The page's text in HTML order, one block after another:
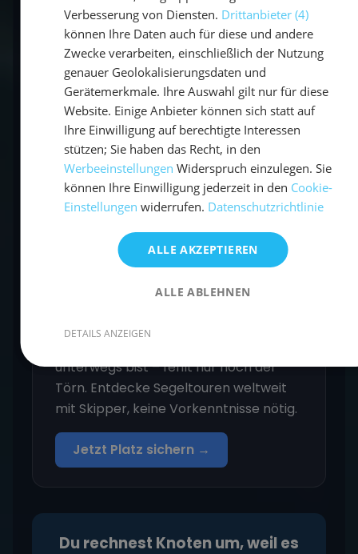
Stunde, während km/h eine Einheit im
metrischen System ist. Da eine Seemeile etwa
1,852 Kilometer beträgt, ergibt sich die
Umrechnungsformelkm/h = Knoten × 1,852
Nutze diese Tipps und unserenKnoten in
-Umrechner, um jederzeit schnell und
zuverlässig zwischen den beiden Einheiten zu
wechseln. So behältst du beim Planen,
Navigieren und Vergleichen stets die richtige
Geschwindigkeit im Blick!
⛵ Bereit für deinen ersten
unterwegs bist – fehlt nur noch der
Törn. Entdecke Segeltouren weltweit
mit Skipper, keine Vorkenntnisse nötig.
Jetzt Platz sichern →
Du rechnest Knoten um, weil es
Verbesserung von Diensten. Drittanbieter (4)
können Ihre Daten auch für diese und andere
Zwecke verarbeiten, einschließlich der Nutzung
genauer Geolokalisierungsdaten und
Gerätemerkmale. Ihre Auswahl gilt nur für diese
Website. Einige Anbieter können sich statt auf
Ihre Einwilligung auf berechtigte Interessen
stützen; Sie haben das Recht, in den
Werbeeinstellungen Widerspruch einzulegen. Sie
können Ihre Einwilligung jederzeit in den Cookie-
Einstellungen widerrufen. Datenschutzrichtlinie
ALLE AKZEPTIEREN
ALLE ABLEHNEN
DETAILS ANZEIGEN